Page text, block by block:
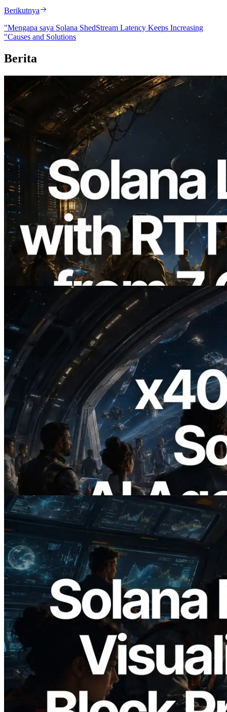
Berikutnya
"Mengapa saya Solana ShedStream Latency Keeps Increasing
"Causes and Solutions
Berita
2026.08.05
ERPC Memperluas Solana Leader Slot
API dengan Pengukuran Ping dari 7
Region Global — Validators Information
API Juga Diluncurkan
2026.07.04
ERPC Meluncurkan Solana RPC
Berbasis x402 — Era AI Agent
Membayar API yang Dibutuhkan Secara
On Demand
Baca artikel ini
2026.05.24
Validators Solutions Meluncurkan Solana
Block Analyzer — Memvisualisasikan
Waktu Produksi Blok per Slot dan
Validator yang Ditugaskan